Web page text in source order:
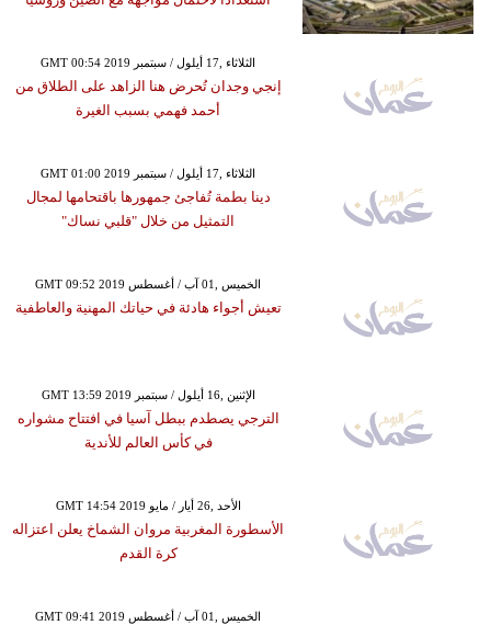
GMT 00:54 2019 الثلاثاء ,17 أيلول / سبتمبر
إنجي وجدان تُحرض هنا الزاهد على الطلاق من
أحمد فهمي بسبب الغيرة
GMT 01:00 2019 الثلاثاء ,17 أيلول / سبتمبر
دينا بطمة تُفاجئ جمهورها باقتحامها لمجال
التمثيل من خلال "قلبي نساك"
GMT 09:52 2019 الخميس ,01 آب / أغسطس
تعيش أجواء هادئة في حياتك المهنية والعاطفية
GMT 13:59 2019 الإثنين ,16 أيلول / سبتمبر
الترجي يصطدم ببطل آسيا في افتتاح مشواره
في كأس العالم للأندية
GMT 14:54 2019 الأحد ,26 أيار / مايو
الأسطورة المغربية مروان الشماخ يعلن اعتزاله
كرة القدم
GMT 09:41 2019 الخميس ,01 آب / أغسطس